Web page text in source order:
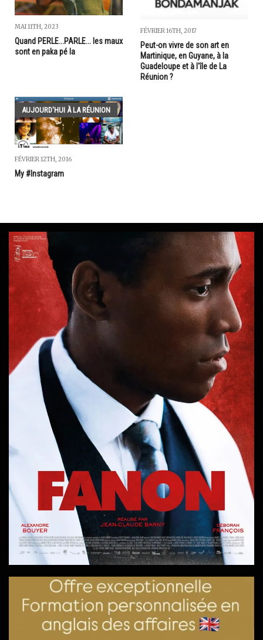
MAI 11TH, 2023
Quand PERLE...PARLE... les maux
sont en paka pé la
FÉVRIER 16TH, 2017
Peut-on vivre de son art en
Martinique, en Guyane, à la
Guadeloupe et à l'île de La
Réunion ?
AUJOURD'HUI À LA RÉUNION
FÉVRIER 12TH, 2016
My #Instagram